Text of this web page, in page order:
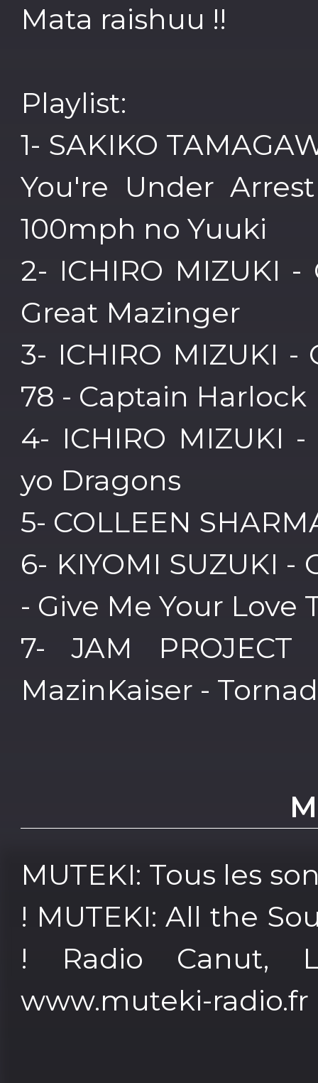
Mata raishuu !!
Playlist:
1- SAKIKO
You're Under
100mph no Yuuki
2- ICHIRO MIZUKI
Great Mazinger
3- ICHIRO MIZUKI
78 - Captain Harlock
4- ICHIRO MIZUKI
yo Dragons
5- COLLEEN
6- KIYOMI SUZUKI
- Give Me Your Love
7- JAM
MazinKaiser -
MUTEKI: Tous les
! MUTEKI: All the
! Radio Canut,
www.muteki-radio.fr